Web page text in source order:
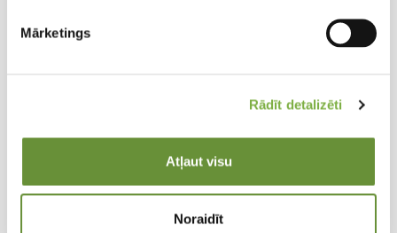
Mārketings
Rādīt detalizēti
Atļaut visu
Noraidīt